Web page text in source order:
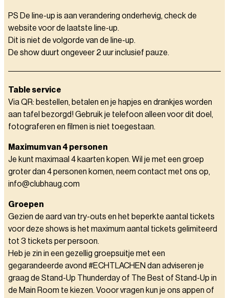
PS De line-up is aan verandering onderhevig, check de
website voor de laatste line-up.
Dit is niet de volgorde van de line-up.
De show duurt ongeveer 2 uur inclusief pauze.
Table service
Via QR: bestellen, betalen en je hapjes en drankjes worden
aan tafel bezorgd! Gebruik je telefoon alleen voor dit doel,
fotograferen en filmen is niet toegestaan.
Maximum van 4 personen
Je kunt maximaal 4 kaarten kopen. Wil je met een groep
groter dan 4 personen komen, neem contact met ons op,
info@clubhaug.com
Groepen
Gezien de aard van try-outs en het beperkte aantal tickets
voor deze shows is het maximum aantal tickets gelimiteerd
tot 3 tickets per persoon.
Heb je zin in een gezellig groepsuitje met een
gegarandeerde avond #ECHTLACHEN dan adviseren je
graag de Stand-Up Thunderday of The Best of Stand-Up in
de Main Room te kiezen. Vooor vragen kun je ons appen of